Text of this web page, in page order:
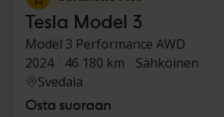
Tesla Model 3
Model 3 Performance AWD
2024
46 180 km
Sähköinen
Svedala
Osta suoraan